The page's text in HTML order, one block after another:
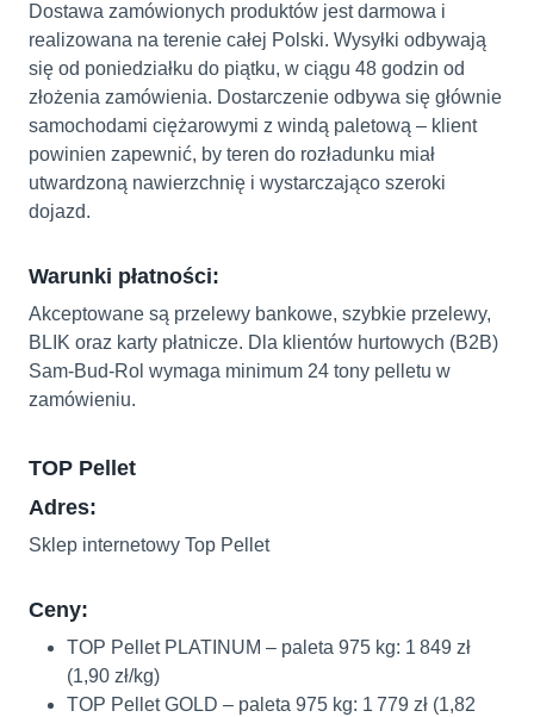
Dostawa zamówionych produktów jest darmowa i
realizowana na terenie całej Polski. Wysyłki odbywają
się od poniedziałku do piątku, w ciągu 48 godzin od
złożenia zamówienia. Dostarczenie odbywa się głównie
samochodami ciężarowymi z windą paletową – klient
powinien zapewnić, by teren do rozładunku miał
utwardzoną nawierzchnię i wystarczająco szeroki
dojazd.
Warunki płatności:
Akceptowane są przelewy bankowe, szybkie przelewy,
BLIK oraz karty płatnicze. Dla klientów hurtowych (B2B)
Sam‑Bud‑Rol wymaga minimum 24 tony pelletu w
zamówieniu.
TOP Pellet
Adres:
Sklep internetowy Top Pellet
Ceny:
TOP Pellet PLATINUM – paleta 975 kg: 1 849 zł
(1,90 zł/kg)
TOP Pellet GOLD – paleta 975 kg: 1 779 zł (1,82